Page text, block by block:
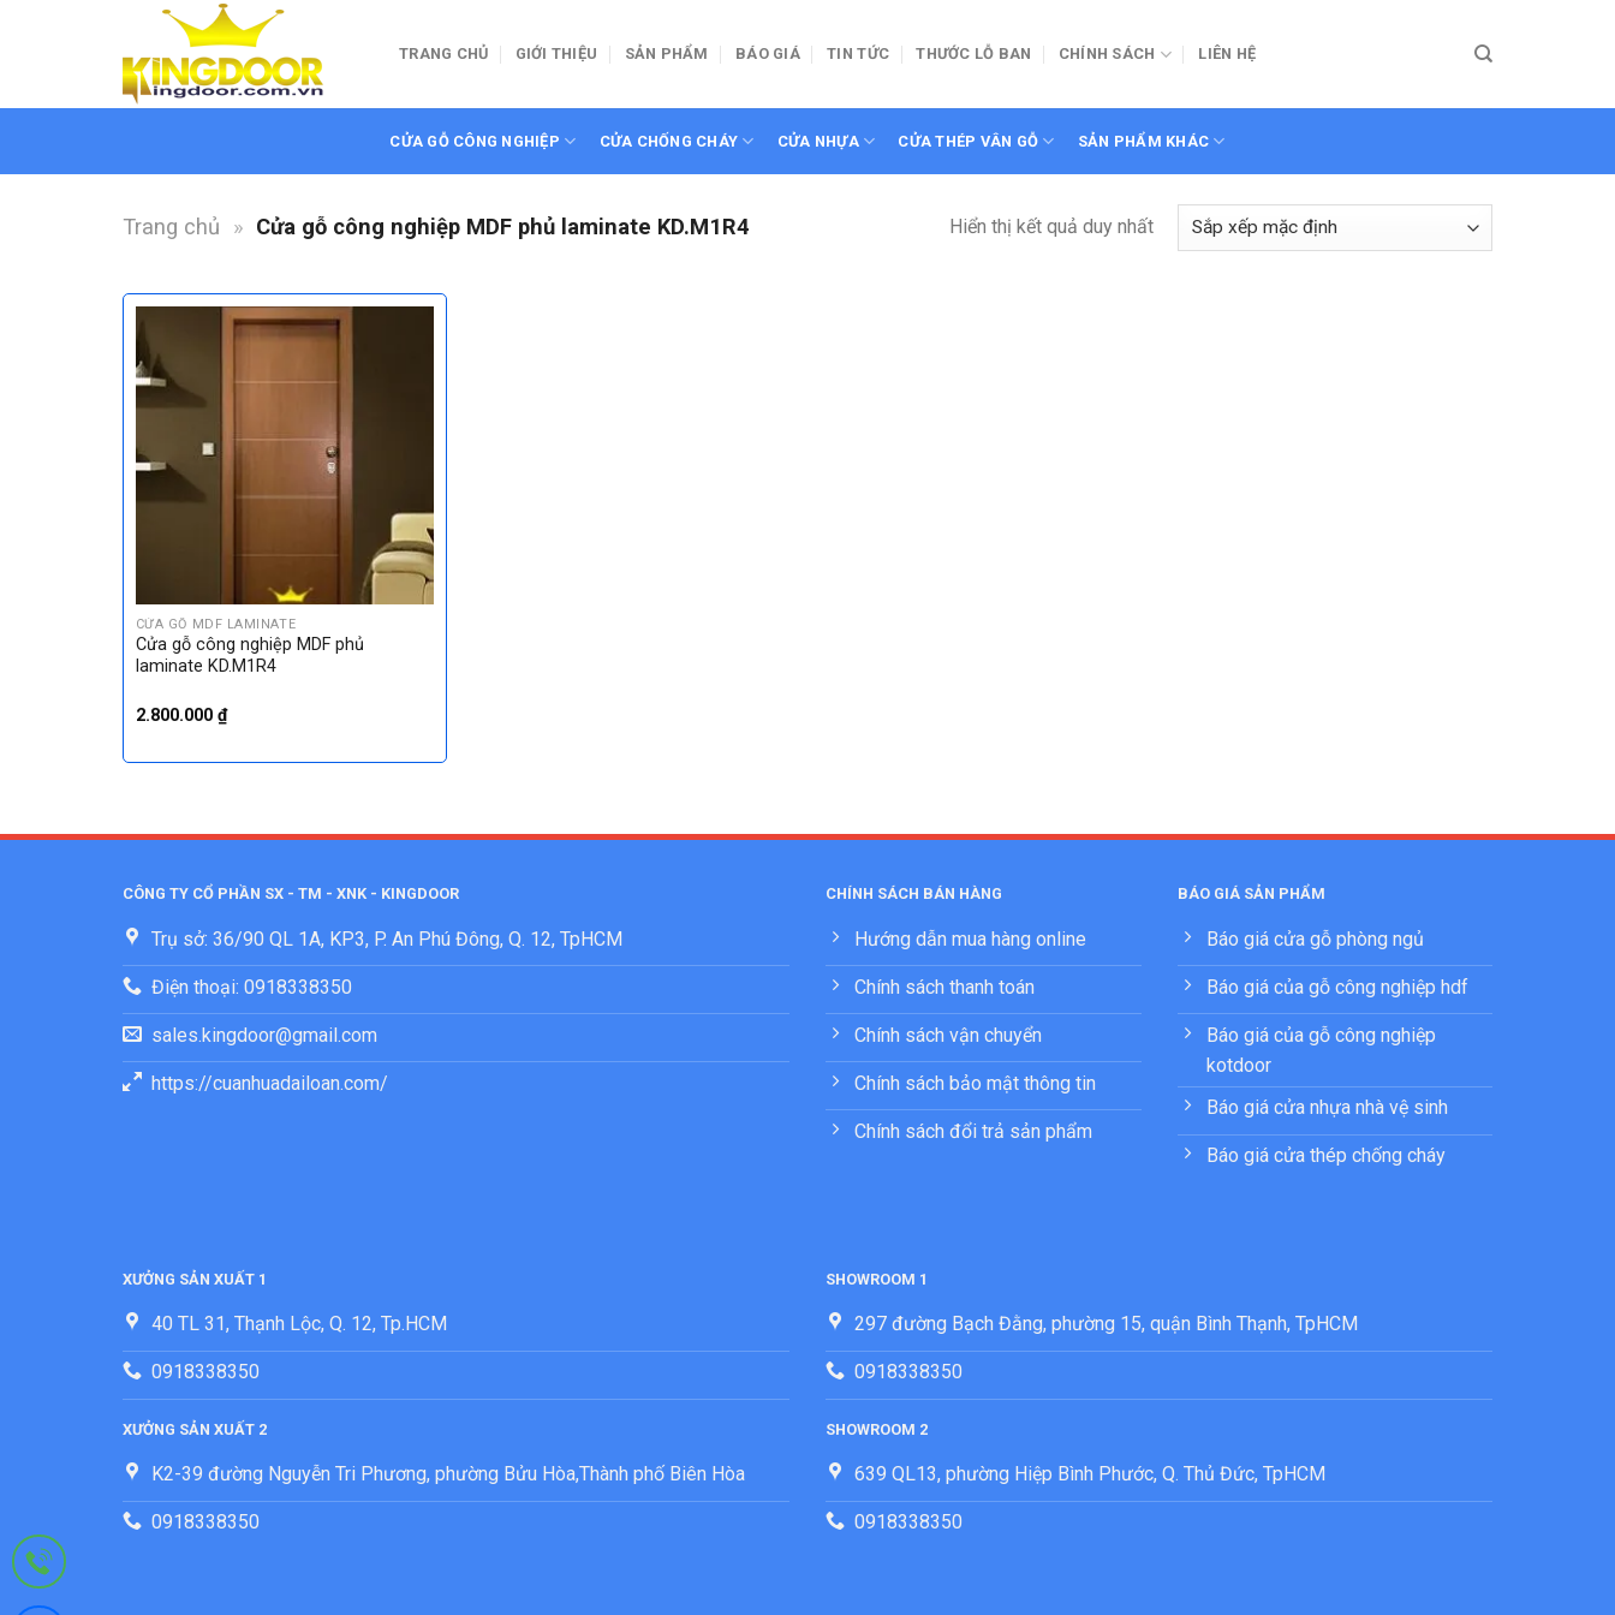
dung
TRANG CHỦ GIỚI THIỆU SẢN PHẨM BÁO GIÁ TIN TỨC THƯỚC LỖ BAN CHÍNH SÁCH LIÊN HỆ
CỬA GỖ CÔNG NGHIỆP CỬA CHỐNG CHÁY CỬA NHỰA CỬA THÉP VÂN GỖ SẢN PHẨM KHÁC
Trang chủ » Cửa gỗ công nghiệp MDF phủ laminate KD.M1R4 Hiển thị kết quả duy nhất
CỬA GỖ MDF LAMINATE
Cửa gỗ công nghiệp MDF phủ
laminate KD.M1R4
2.800.000 ₫
CÔNG TY CỔ PHẦN SX - TM - XNK - KINGDOOR
Trụ sở: 36/90 QL 1A, KP3, P. An Phú Đông, Q. 12, TpHCM
Điện thoại: 0918338350
sales.kingdoor@gmail.com
https://cuanhuadailoan.com/
CHÍNH SÁCH BÁN HÀNG
Hướng dẫn mua hàng online
Chính sách thanh toán
Chính sách vận chuyển
Chính sách bảo mật thông tin
Chính sách đổi trả sản phẩm
BÁO GIÁ SẢN PHẨM
Báo giá cửa gỗ phòng ngủ
Báo giá của gỗ công nghiệp hdf
Báo giá của gỗ công nghiệp
kotdoor
Báo giá cửa nhựa nhà vệ sinh
Báo giá cửa thép chống cháy
XƯỞNG SẢN XUẤT 1
40 TL 31, Thạnh Lộc, Q. 12, Tp.HCM
0918338350
XƯỞNG SẢN XUẤT 2
K2-39 đường Nguyễn Tri Phương, phường Bửu Hòa,Thành phố Biên Hòa
0918338350
SHOWROOM 1
297 đường Bạch Đằng, phường 15, quận Bình Thạnh, TpHCM
0918338350
SHOWROOM 2
639 QL13, phường Hiệp Bình Phước, Q. Thủ Đức, TpHCM
0918338350